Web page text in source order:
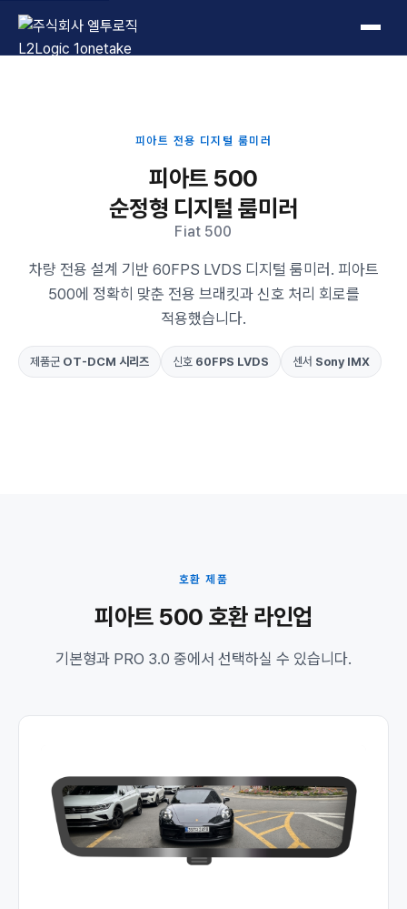
L2Logic 1onetake
피아트 전용 디지털 룸미러
피아트 500
순정형 디지털 룸미러
Fiat 500
차량 전용 설계 기반 60FPS LVDS 디지털 룸미러. 피아트
500에 정확히 맞춘 전용 브래킷과 신호 처리 회로를
적용했습니다.
제품군 OT-DCM 시리즈 신호 60FPS LVDS 센서 Sony IMX
호환 제품
피아트 500 호환 라인업
기본형과 PRO 3.0 중에서 선택하실 수 있습니다.